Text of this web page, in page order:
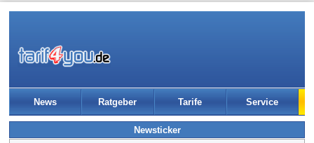
News Ratgeber Tarife Service
Newsticker